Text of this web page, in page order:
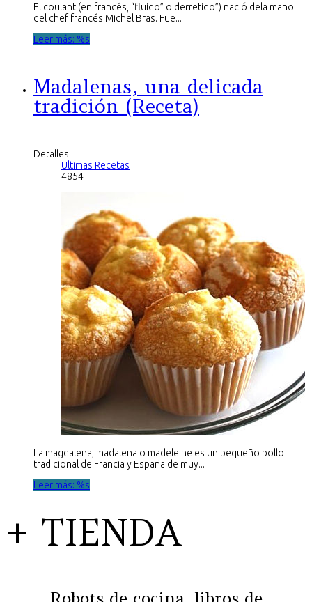
El coulant (en francés, “fluido” o derretido”) nació dela mano
del chef francés Michel Bras. Fue...
Leer más: %s
Madalenas, una delicada
tradición (Receta)
Detalles
Ultimas Recetas
4854
La magdalena, madalena o madeleine es un pequeño bollo
tradicional de Francia y España de muy...
Leer más: %s
+ TIENDA